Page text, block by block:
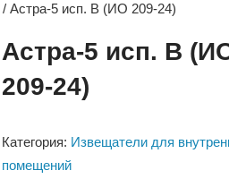
/ Астра-5 исп. В (ИО 209-24)
Астра-5 исп. В
209-24)
Категория: Извещатели для
помещений